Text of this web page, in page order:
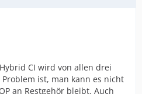
CI wird von allen drei
ist, man kann es nicht
an Restgehör bleibt. Auch